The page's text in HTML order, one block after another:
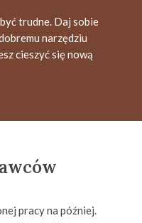
trudne. Daj sobie
narzędziu
cieszyć się nową
pracy na później.